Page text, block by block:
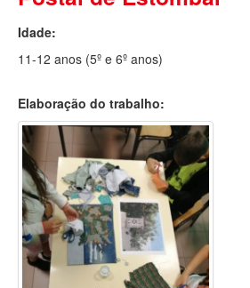
Outras Edições
Contactos
Idade:
11-12 anos (5º e 6º anos)
Elaboração do trabalho: